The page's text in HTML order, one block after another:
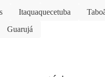
Itaquaquecetuba
Guarujá